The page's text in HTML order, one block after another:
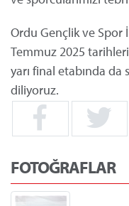
Ordu Gençlik ve
Temmuz 2025
yarı final etabında da
diliyoruz.
FOTOĞRAFLAR